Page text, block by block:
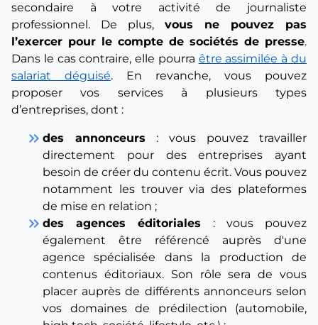
secondaire à votre activité de journaliste
professionnel. De plus, vous ne pouvez pas
l’exercer pour le compte de sociétés de presse.
Dans le cas contraire, elle pourra être assimilée à du
salariat déguisé. En revanche, vous pouvez
proposer vos services à plusieurs types
d’entreprises, dont :
keyboard_double_arrow_right des annonceurs : vous pouvez travailler
directement pour des entreprises ayant
besoin de créer du contenu écrit. Vous pouvez
notamment les trouver via des plateformes
de mise en relation ;
keyboard_double_arrow_right des agences éditoriales : vous pouvez
également être référencé auprès d'une
agence spécialisée dans la production de
contenus éditoriaux. Son rôle sera de vous
placer auprès de différents annonceurs selon
vos domaines de prédilection (automobile,